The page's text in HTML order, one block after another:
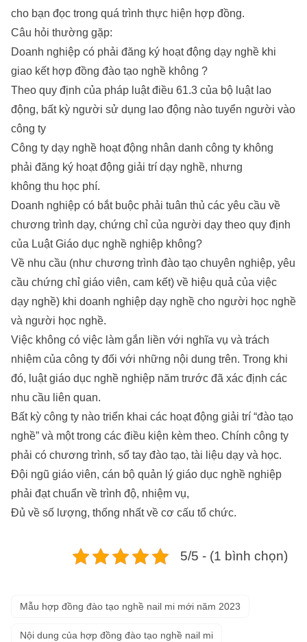
cho bạn đọc trong quá trình thực hiện hợp đồng.
Câu hỏi thường gặp:
Doanh nghiệp có phải đăng ký hoạt động dạy nghề khi
giao kết hợp đồng đào tạo nghề không ?
Theo quy định của pháp luật điều 61.3 của bộ luật lao
động, bất kỳ người sử dụng lao động nào tuyển người vào
công ty
Công ty dạy nghề hoạt động nhân danh công ty không
phải đăng ký hoạt động giải trí dạy nghề, nhưng
không thu học phí.
Doanh nghiệp có bắt buộc phải tuân thủ các yêu cầu về
chương trình dạy, chứng chỉ của người dạy theo quy định
của Luật Giáo dục nghề nghiệp không?
Về nhu cầu (như chương trình đào tạo chuyên nghiệp, yêu
cầu chứng chỉ giáo viên, cam kết) về hiệu quả của việc
dạy nghề) khi doanh nghiệp dạy nghề cho người học nghề
và người học nghề.
Việc không có việc làm gắn liền với nghĩa vụ và trách
nhiệm của công ty đối với những nội dung trên. Trong khi
đó, luật giáo dục nghề nghiệp năm trước đã xác định các
nhu cầu liên quan.
Bất kỳ công ty nào triển khai các hoạt động giải trí “đào tạo
nghề” và một trong các điều kiện kèm theo. Chính công ty
phải có chương trình, sổ tay đào tạo, tài liệu dạy và học.
Đội ngũ giáo viên, cán bộ quản lý giáo dục nghề nghiệp
phải đạt chuẩn về trình độ, nhiệm vụ,
Đủ về số lượng, thống nhất về cơ cấu tổ chức.
5/5 - (1 bình chọn)
Mẫu hợp đồng đào tạo nghề nail mi mới năm 2023
Nội dung của hợp đồng đào tạo nghề nail mi